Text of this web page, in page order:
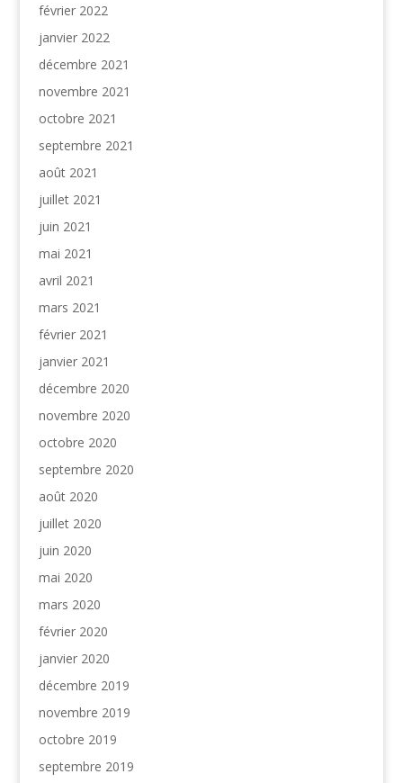
février 2022
janvier 2022
décembre 2021
novembre 2021
octobre 2021
septembre 2021
août 2021
juillet 2021
juin 2021
mai 2021
avril 2021
mars 2021
février 2021
janvier 2021
décembre 2020
novembre 2020
octobre 2020
septembre 2020
août 2020
juillet 2020
juin 2020
mai 2020
mars 2020
février 2020
janvier 2020
décembre 2019
novembre 2019
octobre 2019
septembre 2019